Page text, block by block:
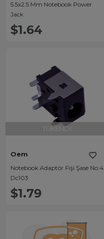
5.5x2.5 Mm Notebook Power
Jack
$1.64
TÜKENDI
Oem
Notebook Adaptör Fişi Şase No:4
Dc103
$1.79